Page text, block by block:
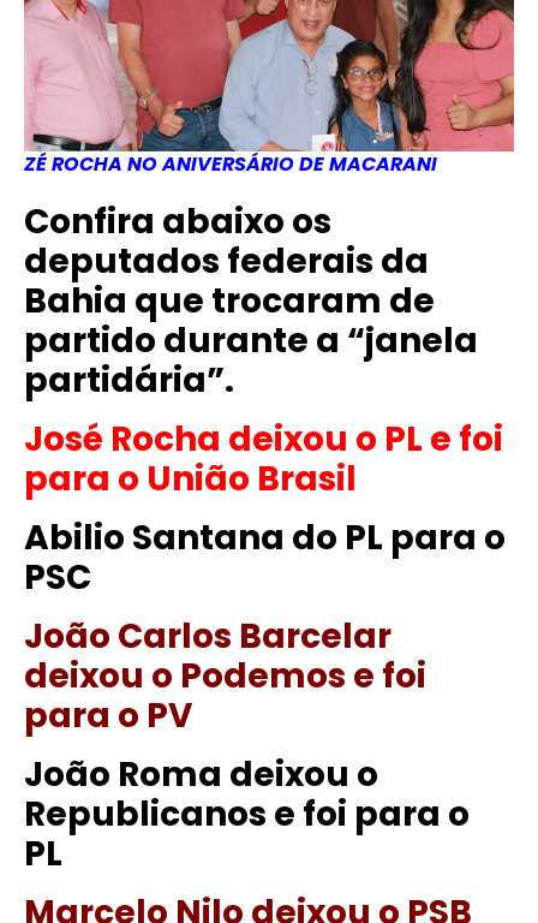
ZÉ ROCHA NO ANIVERSÁRIO DE MACARANI
Confira abaixo os
deputados federais da
Bahia que trocaram de
partido durante a “janela
partidária”.
José Rocha deixou o PL e foi
para o União Brasil
Abilio Santana do PL para o
PSC
João Carlos Barcelar
deixou o Podemos e foi
para o PV
João Roma deixou o
Republicanos e foi para o
PL
Marcelo Nilo deixou o PSB